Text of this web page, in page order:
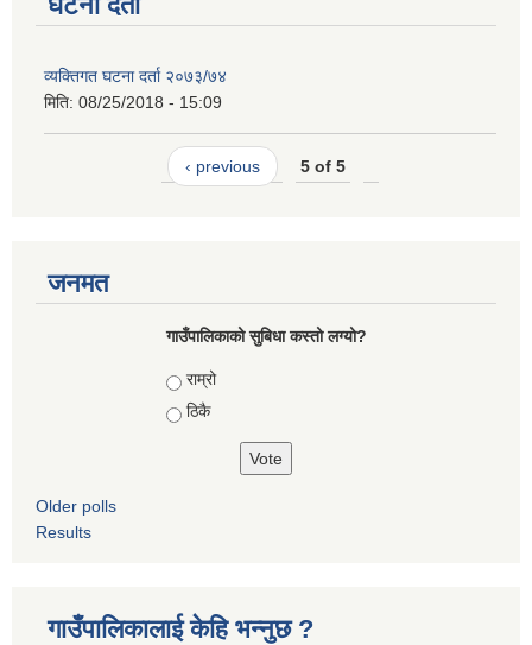
व्यक्तिगत घटना दर्ता २०७३/७४
मिति: 08/25/2018 - 15:09
‹ previous 5 of 5
जनमत
गाउँपालिकाको सुबिधा कस्तो लग्यो?
Choices
राम्रो
ठिकै
Older polls
Results
गाउँपालिकालाई केहि भन्नुछ ?